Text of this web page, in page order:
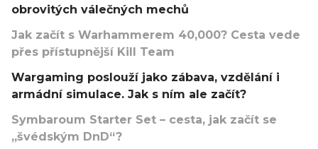
obrovitých válečných mechů
Jak začít s Warhammerem 40,000? Cesta vede
přes přístupnější Kill Team
Wargaming poslouží jako zábava, vzdělání i
armádní simulace. Jak s ním ale začít?
Symbaroum Starter Set – cesta, jak začít se
„švédským DnD“?